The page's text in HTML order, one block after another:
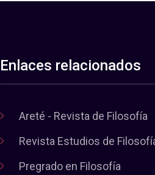
Enlaces relacionados
Areté - Revista de Filosofía
Revista Estudios de
Pregrado en Filosofía